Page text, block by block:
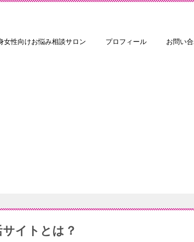
女性向けお悩み相談サロン プロフィール お問い
イトとは？